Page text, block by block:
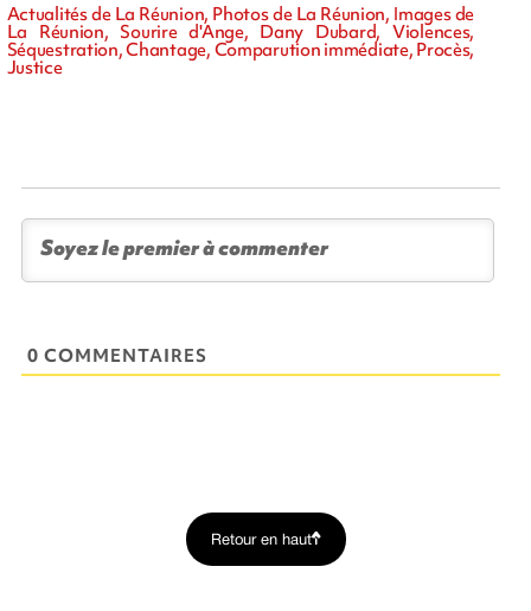
Actualités de La Réunion, Photos de La Réunion, Images de
La Réunion, Sourire d'Ange, Dany Dubard, Violences,
Séquestration, Chantage, Comparution immédiate, Procès,
Justice
0 COMMENTAIRES
Retour en haut